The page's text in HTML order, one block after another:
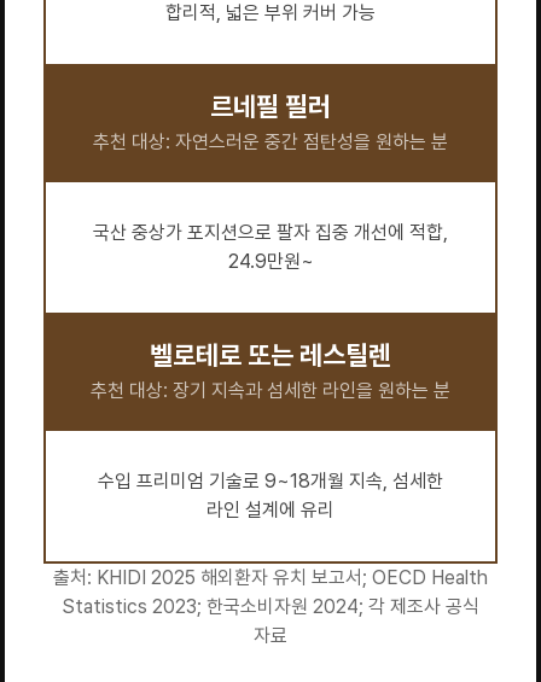
합리적, 넓은 부위 커버 가능
르네필 필러
추천 대상: 자연스러운 중간 점탄성을 원하는 분
국산 중상가 포지션으로 팔자 집중 개선에 적합,
24.9만원~
벨로테로 또는 레스틸렌
추천 대상: 장기 지속과 섬세한 라인을 원하는 분
수입 프리미엄 기술로 9~18개월 지속, 섬세한
라인 설계에 유리
출처: KHIDI 2025 해외환자 유치 보고서; OECD Health
Statistics 2023; 한국소비자원 2024; 각 제조사 공식
자료